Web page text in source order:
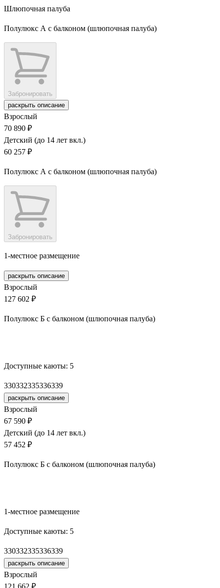
Шлюпочная палуба
Полулюкс А с балконом (шлюпочная палуба)
Забронировать
раскрыть описание
Взрослый
70 890 ₽
Детский (до 14 лет вкл.)
60 257 ₽
Полулюкс А с балконом (шлюпочная палуба)
Забронировать
1-местное размещение
раскрыть описание
Взрослый
127 602 ₽
Полулюкс Б с балконом (шлюпочная палуба)
Доступные каюты: 5
330332335336339
раскрыть описание
Взрослый
67 590 ₽
Детский (до 14 лет вкл.)
57 452 ₽
Полулюкс Б с балконом (шлюпочная палуба)
1-местное размещение
Доступные каюты: 5
330332335336339
раскрыть описание
Взрослый
121 662 ₽